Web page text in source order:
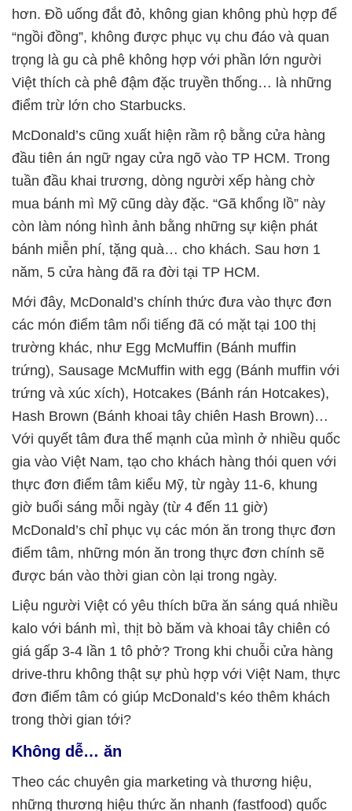
hơn. Đồ uống đắt đỏ, không gian không phù hợp để
“ngồi đồng”, không được phục vụ chu đáo và quan
trọng là gu cà phê không hợp với phần lớn người
Việt thích cà phê đậm đặc truyền thống… là những
điểm trừ lớn cho Starbucks.
McDonald’s cũng xuất hiện rầm rộ bằng cửa hàng
đầu tiên án ngữ ngay cửa ngõ vào TP HCM. Trong
tuần đầu khai trương, dòng người xếp hàng chờ
mua bánh mì Mỹ cũng dày đặc. “Gã khổng lồ” này
còn làm nóng hình ảnh bằng những sự kiện phát
bánh miễn phí, tặng quà… cho khách. Sau hơn 1
năm, 5 cửa hàng đã ra đời tại TP HCM.
Mới đây, McDonald’s chính thức đưa vào thực đơn
các món điểm tâm nổi tiếng đã có mặt tại 100 thị
trường khác, như Egg McMuffin (Bánh muffin
trứng), Sausage McMuffin with egg (Bánh muffin với
trứng và xúc xích), Hotcakes (Bánh rán Hotcakes),
Hash Brown (Bánh khoai tây chiên Hash Brown)…
Với quyết tâm đưa thế mạnh của mình ở nhiều quốc
gia vào Việt Nam, tạo cho khách hàng thói quen với
thực đơn điểm tâm kiểu Mỹ, từ ngày 11-6, khung
giờ buổi sáng mỗi ngày (từ 4 đến 11 giờ)
McDonald’s chỉ phục vụ các món ăn trong thực đơn
điểm tâm, những món ăn trong thực đơn chính sẽ
được bán vào thời gian còn lại trong ngày.
Liệu người Việt có yêu thích bữa ăn sáng quá nhiều
kalo với bánh mì, thịt bò băm và khoai tây chiên có
giá gấp 3-4 lần 1 tô phở? Trong khi chuỗi cửa hàng
drive-thru không thật sự phù hợp với Việt Nam, thực
đơn điểm tâm có giúp McDonald’s kéo thêm khách
trong thời gian tới?
Không dễ… ăn
Theo các chuyên gia marketing và thương hiệu,
những thương hiệu thức ăn nhanh (fastfood) quốc